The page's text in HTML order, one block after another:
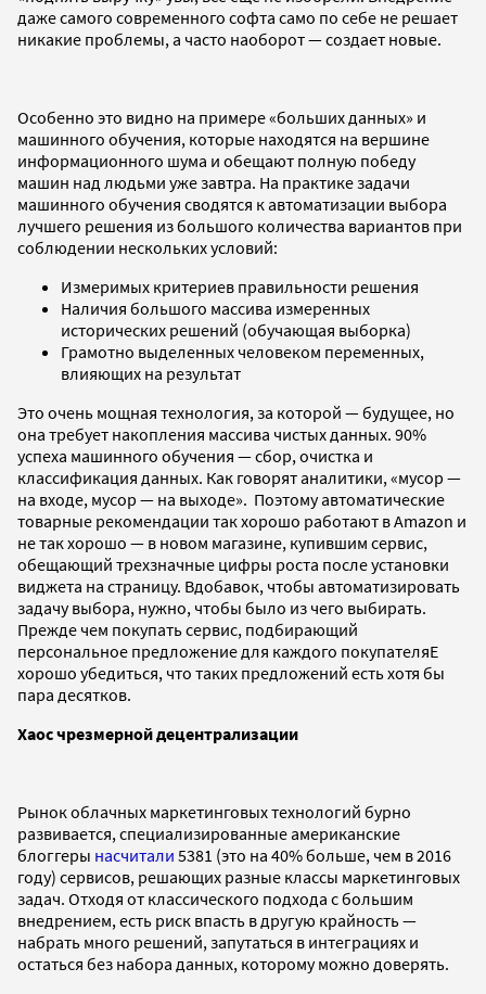
даже самого современного софта само по себе не решает
никакие проблемы, а часто наоборот — создает новые.
Особенно это видно на примере «больших данных» и
машинного обучения, которые находятся на вершине
информационного шума и обещают полную победу
машин над людьми уже завтра. На практике задачи
машинного обучения сводятся к автоматизации выбора
лучшего решения из большого количества вариантов при
соблюдении нескольких условий:
Измеримых критериев правильности решения
Наличия большого массива измеренных
исторических решений (обучающая выборка)
Грамотно выделенных человеком переменных,
влияющих на результат
Это очень мощная технология, за которой — будущее, но
она требует накопления массива чистых данных. 90%
успеха машинного обучения — сбор, очистка и
классификация данных. Как говорят аналитики, «мусор —
на входе, мусор — на выходе». Поэтому автоматические
товарные рекомендации так хорошо работают в Amazon и
не так хорошо — в новом магазине, купившим сервис,
обещающий трехзначные цифры роста после установки
виджета на страницу. Вдобавок, чтобы автоматизировать
задачу выбора, нужно, чтобы было из чего выбирать.
Прежде чем покупать сервис, подбирающий
персональное предложение для каждого покупателяЕ
хорошо убедиться, что таких предложений есть хотя бы
пара десятков.
Хаос чрезмерной децентрализации
Рынок облачных маркетинговых технологий бурно
развивается, специализированные американские
блоггеры насчитали 5381 (это на 40% больше, чем в 2016
году) сервисов, решающих разные классы маркетинговых
задач. Отходя от классического подхода с большим
внедрением, есть риск впасть в другую крайность —
набрать много решений, запутаться в интеграциях и
остаться без набора данных, которому можно доверять.